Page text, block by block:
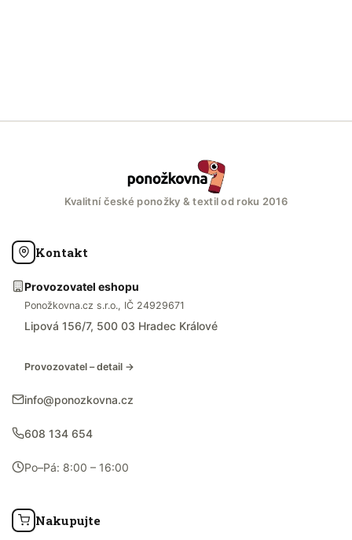
Kvalitní české ponožky & textil od roku 2016
Kontakt
Provozovatel eshopu
Ponožkovna.cz s.r.o., IČ 24929671
Lipová 156/7, 500 03 Hradec Králové
Provozovatel – detail →
info@ponozkovna.cz
608 134 654
Po–Pá: 8:00 – 16:00
Nakupujte